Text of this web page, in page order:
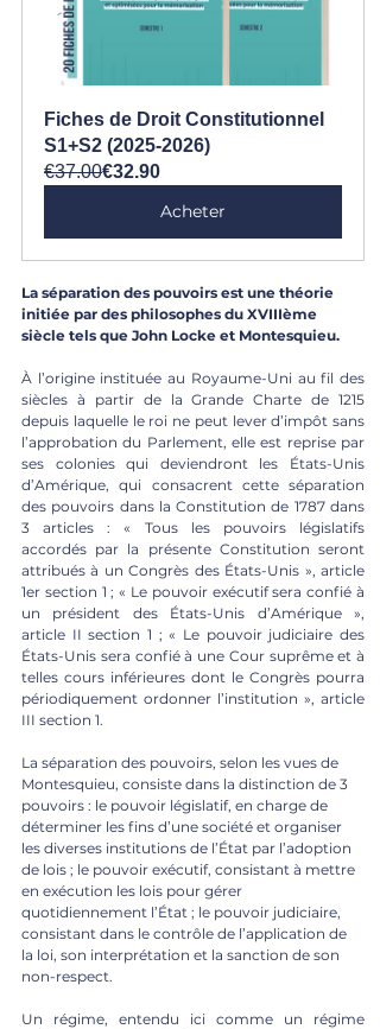
Fiches de Droit Constitutionnel
S1+S2 (2025-2026)
€37.00€32.90
Acheter
La séparation des pouvoirs est une théorie
initiée par des philosophes du XVIIIème
siècle tels que John Locke et Montesquieu.
À l’origine instituée au Royaume-Uni au fil des
siècles à partir de la Grande Charte de 1215
depuis laquelle le roi ne peut lever d’impôt sans
l’approbation du Parlement, elle est reprise par
ses colonies qui deviendront les États-Unis
d’Amérique, qui consacrent cette séparation
des pouvoirs dans la Constitution de 1787 dans
3 articles : « Tous les pouvoirs législatifs
accordés par la présente Constitution seront
attribués à un Congrès des États-Unis », article
1er section 1 ; « Le pouvoir exécutif sera confié à
un président des États-Unis d’Amérique »,
article II section 1 ; « Le pouvoir judiciaire des
États-Unis sera confié à une Cour suprême et à
telles cours inférieures dont le Congrès pourra
périodiquement ordonner l’institution », article
III section 1.
La séparation des pouvoirs, selon les vues de
Montesquieu, consiste dans la distinction de 3
pouvoirs : le pouvoir législatif, en charge de
déterminer les fins d’une société et organiser
les diverses institutions de l’État par l’adoption
de lois ; le pouvoir exécutif, consistant à mettre
en exécution les lois pour gérer
quotidiennement l’État ; le pouvoir judiciaire,
consistant dans le contrôle de l’application de
la loi, son interprétation et la sanction de son
non-respect.
Un régime, entendu ici comme un régime